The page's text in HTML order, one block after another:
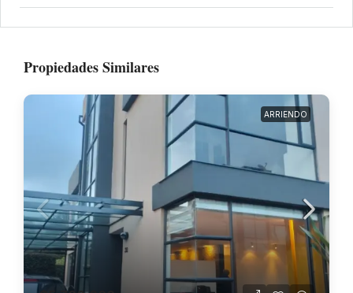
Propiedades Similares
ARRIENDO